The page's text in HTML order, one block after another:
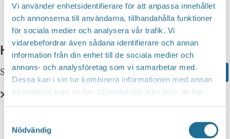
Vi använder enhetsidentifierare för att anpassa innehållet
och annonserna till användarna, tillhandahålla funktioner
för sociala medier och analysera vår trafik. Vi
vidarebefordrar även sådana identifierare och annan
information från din enhet till de sociala medier och
annons- och analysföretag som vi samarbetar med.
Dessa kan i sin tur kombinera informationen med annan
information som du har tillhandahållit eller som de har
Nödvändig
Hittar du inte vad du söker?
Sök här... Search